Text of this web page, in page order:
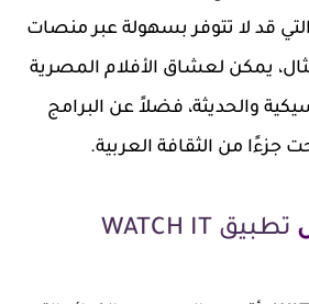
قد لا تتوفر بسهولة عبر منصات
يمكن لعشاق الأفلام المصرية
والحديثة، فضلاً عن البرامج
جزءًا من الثقافة العربية.
تطبيق WATCH IT